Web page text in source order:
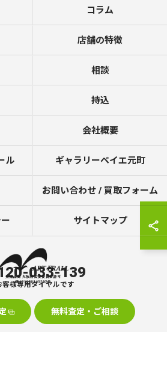
033-139
様専用ダイヤルです
無料査定・ご相談
コラム
店舗の特徴
相談
持込
会社概要
ル ギャラリーベイエ元町
お問い合わせ / 買取フォーム
サイトマップ
会社アートフラール ALL RIGHTS RESERVED.